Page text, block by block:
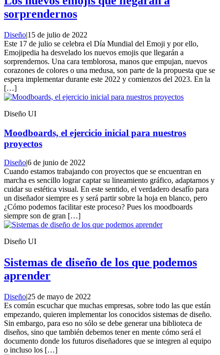
sorprendernos
Diseño|15 de julio de 2022
Este 17 de julio se celebra el Día Mundial del Emoji y por ello,
Emojipedia ha desvelado los nuevos emojis que llegarán a
sorprendernos. Una cara temblorosa, manos que empujan, nuevos
corazones de colores o una medusa, son parte de la propuesta que se
espera implementar durante este 2022 y comienzos del 2023. En la
[…]
Diseño UI
Moodboards, el ejercicio inicial para nuestros
proyectos
Diseño|6 de junio de 2022
Cuando estamos trabajando con proyectos que se encuentran en
marcha es sencillo lograr captar su lineamiento gráfico, adaptarnos y
cuidar su estética visual. En este sentido, el verdadero desafío para
un diseñador siempre es y será partir sobre la hoja en blanco, pero
¿Cómo podemos facilitar este proceso? Pues los moodboards
siempre son de gran […]
Diseño UI
Sistemas de diseño de los que podemos
aprender
Diseño|25 de mayo de 2022
Es común escuchar que muchas empresas, sobre todo las que están
empezando, quieren implementar los conocidos sistemas de diseño.
Sin embargo, para eso no sólo se debe generar una biblioteca de
diseños, sino que también debemos tener en mente cómo será el
documento donde los futuros diseñadores que se integren al equipo
o incluso los […]